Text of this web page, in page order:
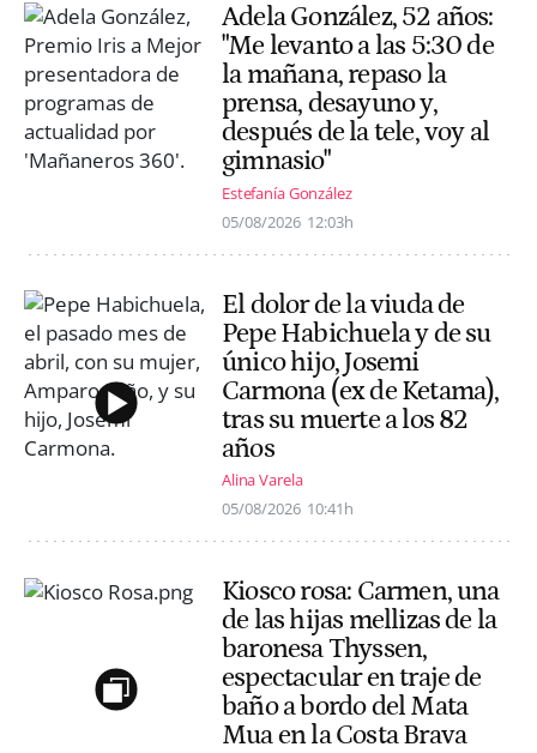
Adela González, 52 años:
"Me levanto a las 5:30 de
la mañana, repaso la
prensa, desayuno y,
después de la tele, voy al
gimnasio"
Estefanía González
05/08/2026 12:03h
El dolor de la viuda de
Pepe Habichuela y de su
único hijo, Josemi
Carmona (ex de Ketama),
tras su muerte a los 82
años
Alina Varela
05/08/2026 10:41h
Kiosco rosa: Carmen, una
de las hijas mellizas de la
baronesa Thyssen,
espectacular en traje de
baño a bordo del Mata
Mua en la Costa Brava